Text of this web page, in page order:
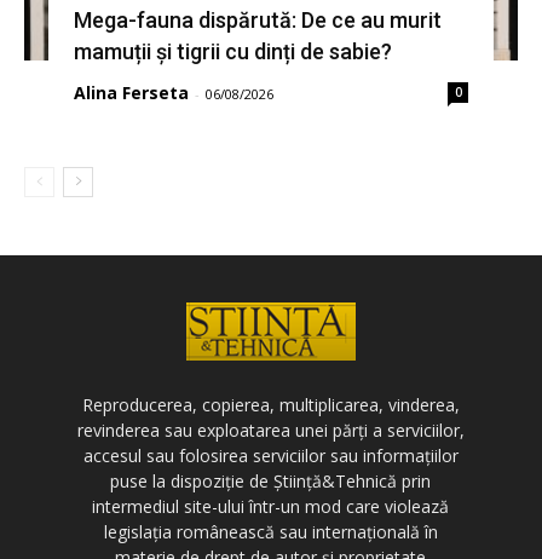
Mega-fauna dispărută: De ce au murit
mamuții și tigrii cu dinți de sabie?
Alina Ferseta - 06/08/2026 0
Reproducerea, copierea, multiplicarea, vinderea,
revinderea sau exploatarea unei părți a serviciilor,
accesul sau folosirea serviciilor sau informațiilor
puse la dispoziție de Știință&Tehnică prin
intermediul site-ului într-un mod care violează
legislația românească sau internațională în